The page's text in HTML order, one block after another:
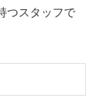
つスタッフで